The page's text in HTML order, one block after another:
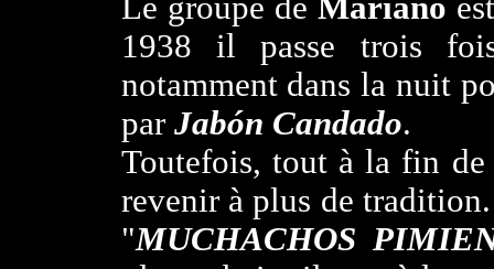
Le groupe de Mariano
1938 il passe trois
notamment dans la nuit
par Jabón Candado.
Toutefois, tout à la fin
revenir à plus de
"MUCHACHOS